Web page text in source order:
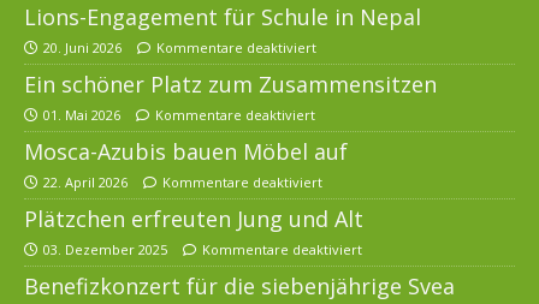
Lions-Engagement für Schule in Nepal
20. Juni 2026 Kommentare deaktiviert
Ein schöner Platz zum Zusammensitzen
01. Mai 2026 Kommentare deaktiviert
Mosca-Azubis bauen Möbel auf
22. April 2026 Kommentare deaktiviert
Plätzchen erfreuten Jung und Alt
03. Dezember 2025 Kommentare deaktiviert
Benefizkonzert für die siebenjährige Svea